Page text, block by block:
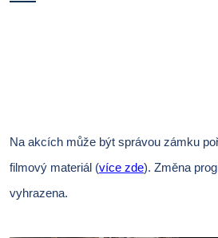
Na akcích může být správou zámku
filmový materiál (více zde). Změna
vyhrazena.